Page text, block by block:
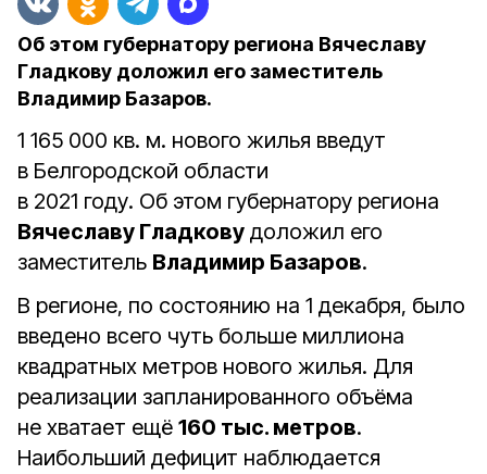
Об этом губернатору региона Вячеславу
Гладкову доложил его заместитель
Владимир Базаров.
1 165 000 кв. м. нового жилья введут
в Белгородской области
в 2021 году. Об этом губернатору региона
Вячеславу Гладкову доложил его
заместитель Владимир Базаров.
В регионе, по состоянию на 1 декабря, было
введено всего чуть больше миллиона
квадратных метров нового жилья. Для
реализации запланированного объёма
не хватает ещё 160 тыс. метров.
Наибольший дефицит наблюдается